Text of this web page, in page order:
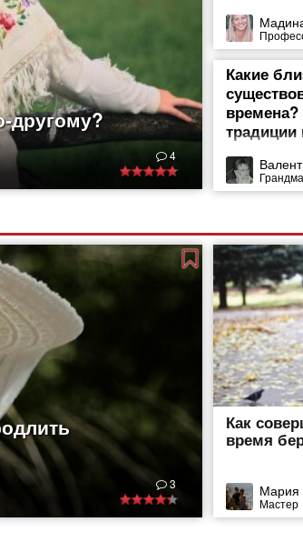
другому?
И не только они,
их творения.
издавна
искать еще в
было
4
Какие
3
Как
время
Мария
Мастер